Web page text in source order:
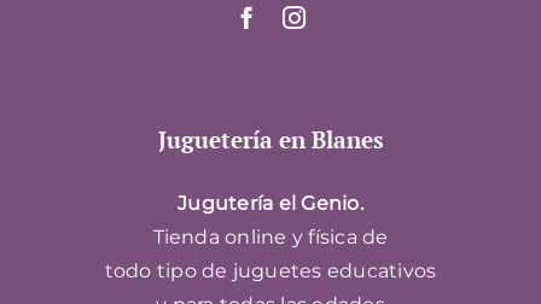
Juguetería en Blanes
Jugutería el Genio.
Tienda online y física de
todo tipo de juguetes educativos